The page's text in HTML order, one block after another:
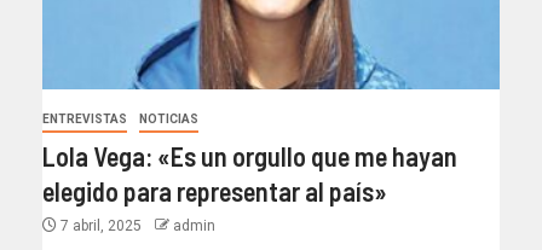
ENTREVISTAS NOTICIAS
Lola Vega: «Es un orgullo que me hayan
elegido para representar al país»
7 abril, 2025 admin